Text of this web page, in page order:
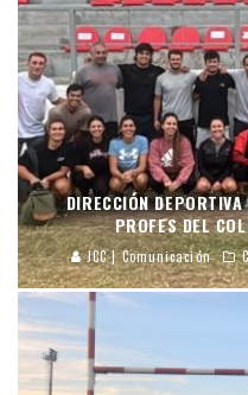
DIRECCIÓN
PROFES DEL
JCC | Comunicación